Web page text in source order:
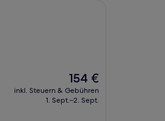
Der
Preis
beträgt
154 €
inkl. Steuern & Gebühren
1. Sept.–2. Sept.